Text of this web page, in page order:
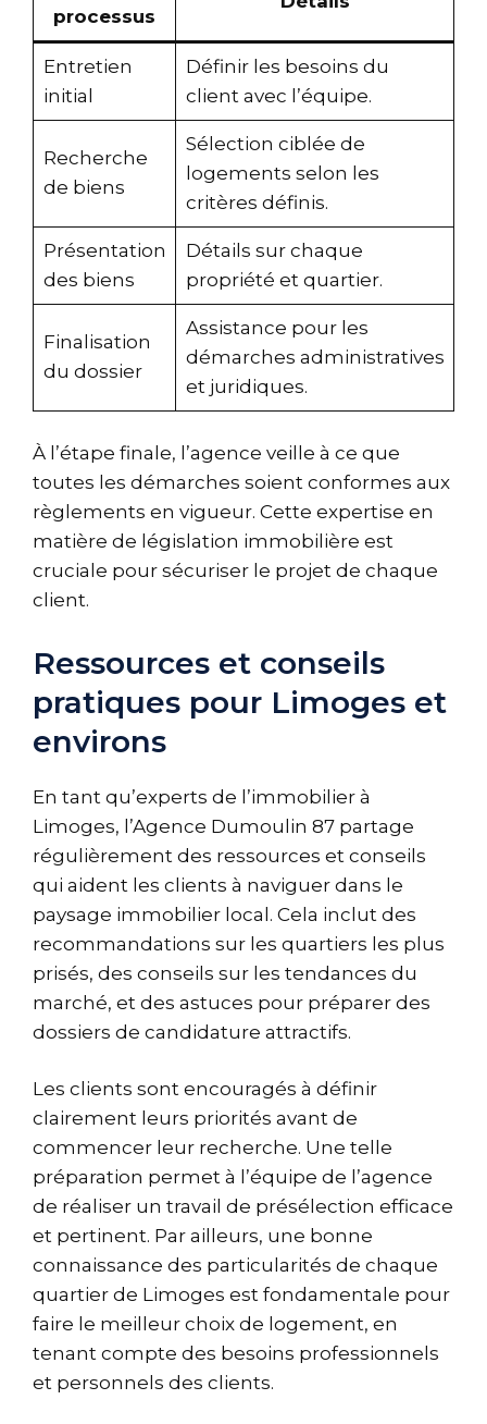
processus
Entretien
initial
Définir les besoins du
client avec l’équipe.
Recherche
de biens
Sélection ciblée de
logements selon les
critères définis.
Présentation
des biens
Détails sur chaque
propriété et quartier.
Finalisation
du dossier
Assistance pour les
démarches administratives
et juridiques.
À l’étape finale, l’agence veille à ce que
toutes les démarches soient conformes aux
règlements en vigueur. Cette expertise en
matière de législation immobilière est
cruciale pour sécuriser le projet de chaque
client.
Ressources et conseils
pratiques pour Limoges et
environs
En tant qu’experts de l’immobilier à
Limoges, l’Agence Dumoulin 87 partage
régulièrement des ressources et conseils
qui aident les clients à naviguer dans le
paysage immobilier local. Cela inclut des
recommandations sur les quartiers les plus
prisés, des conseils sur les tendances du
marché, et des astuces pour préparer des
dossiers de candidature attractifs.
Les clients sont encouragés à définir
clairement leurs priorités avant de
commencer leur recherche. Une telle
préparation permet à l’équipe de l’agence
de réaliser un travail de présélection efficace
et pertinent. Par ailleurs, une bonne
connaissance des particularités de chaque
quartier de Limoges est fondamentale pour
faire le meilleur choix de logement, en
tenant compte des besoins professionnels
et personnels des clients.